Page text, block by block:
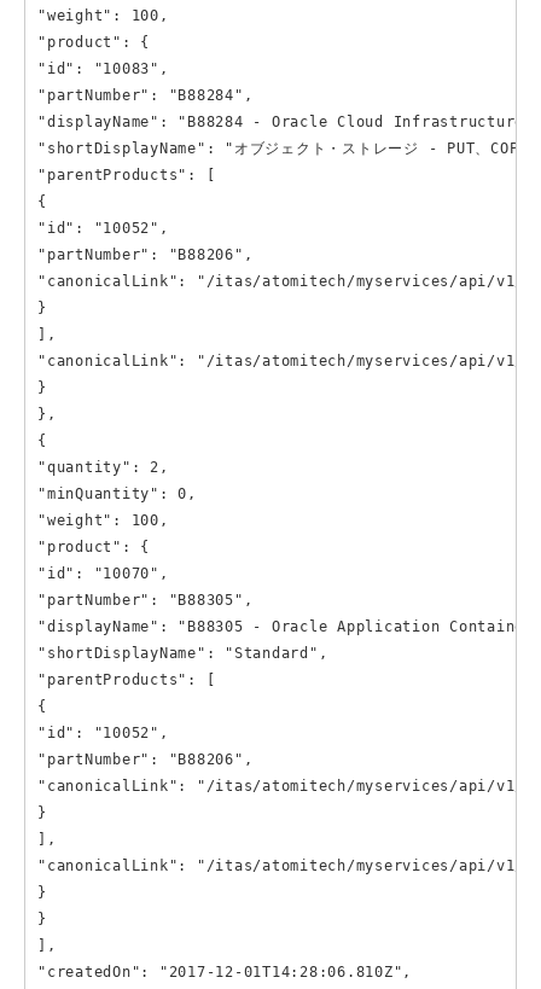
"weight": 100,
"product": {
"id": "10083",
"partNumber": "B88284",
"displayName": "B88284 - Oracle Cloud Infrastructure -
"shortDisplayName": "オブジェクト・ストレージ - PUT、COPY
"parentProducts": [
{
"id": "10052",
"partNumber": "B88206",
"canonicalLink": "/itas/atomitech/myservices/api/v1/
}
],
"canonicalLink": "/itas/atomitech/myservices/api/v1/
}
},
{
"quantity": 2,
"minQuantity": 0,
"weight": 100,
"product": {
"id": "10070",
"partNumber": "B88305",
"displayName": "B88305 - Oracle Application Container
"shortDisplayName": "Standard",
"parentProducts": [
{
"id": "10052",
"partNumber": "B88206",
"canonicalLink": "/itas/atomitech/myservices/api/v1/
}
],
"canonicalLink": "/itas/atomitech/myservices/api/v1/
}
}
],
"createdOn": "2017-12-01T14:28:06.810Z",